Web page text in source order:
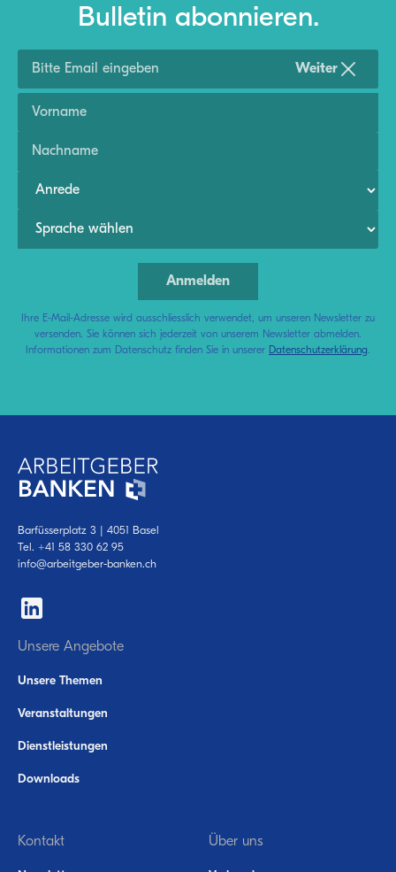
Bulletin abonnieren.
Weiter
Ihre E-Mail-Adresse wird ausschliesslich verwendet, um unseren Newsletter zu
versenden. Sie können sich jederzeit von unserem Newsletter abmelden.
Informationen zum Datenschutz finden Sie in unserer Datenschutzerklärung.
Barfüsserplatz 3 | 4051 Basel
Tel. +41 58 330 62 95
info@arbeitgeber-banken.ch
Unsere Angebote
Unsere Themen
Veranstaltungen
Dienstleistungen
Downloads
Über uns
Kontakt